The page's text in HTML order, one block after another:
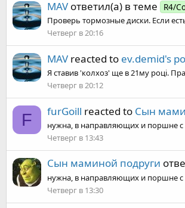
MAV ответил(а) в теме R4/
Проверь тормозные диски. Если
Четверг в 20:16
MAV reacted to ev.demid's
Я ставив 'колхоз' ще в 21му році.
Четверг в 20:12
F furGoill reacted to Сын
нужна, в направляющих и поршне с
Четверг в 13:43
Сын маминой подруги
нужна, в направляющих и поршне с
Четверг в 13:30